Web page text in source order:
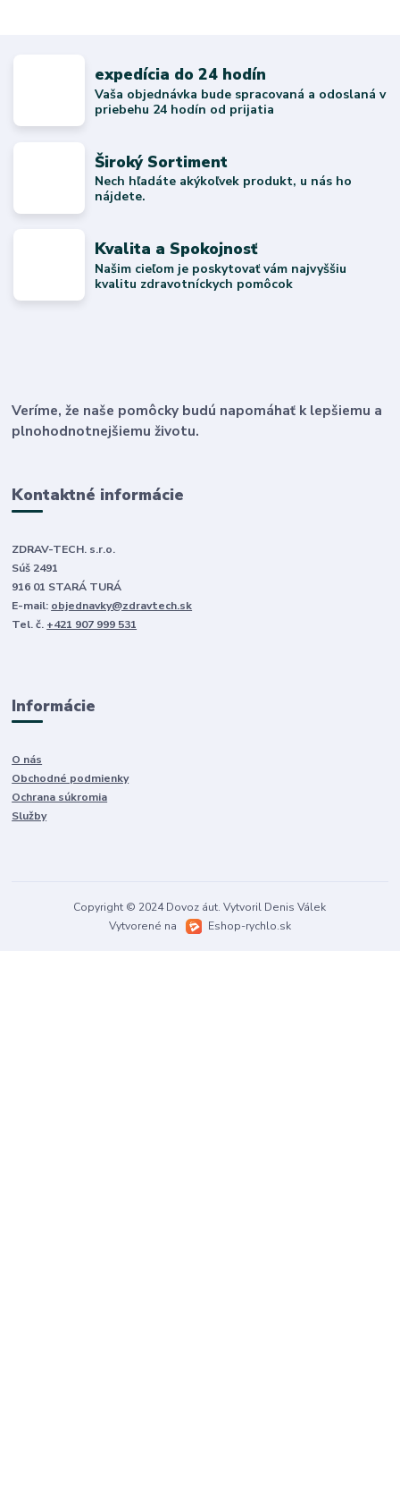
expedícia do 24 hodín
Vaša objednávka bude spracovaná a odoslaná v
priebehu 24 hodín od prijatia
Široký Sortiment
Nech hľadáte akýkoľvek produkt, u nás ho
nájdete.
Kvalita a Spokojnosť
Našim cieľom je poskytovať vám najvyššiu
kvalitu zdravotníckych pomôcok
Veríme, že naše pomôcky budú napomáhať k lepšiemu a
plnohodnotnejšiemu životu.
Kontaktné informácie
ZDRAV-TECH. s.r.o.
Súš 2491
916 01 STARÁ TURÁ
E-mail: objednavky@zdravtech.sk
Tel. č. +421 907 999 531
Informácie
O nás
Obchodné podmienky
Ochrana súkromia
Služby
Copyright © 2024 Dovoz áut. Vytvoril Denis Válek
Vytvorené na
Eshop-rychlo.sk